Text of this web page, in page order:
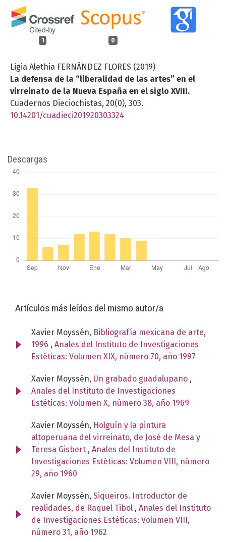
1 0
Ligia Alethia FERNÁNDEZ FLORES (2019)
La defensa de la “liberalidad de las artes” en el
virreinato de la Nueva España en el siglo XVIII.
Cuadernos Dieciochistas, 20(0), 303.
10.14201/cuadieci201920303324
Descargas
Artículos más leídos del mismo autor/a
Xavier Moyssén, Bibliografía mexicana de arte,
1996 , Anales del Instituto de Investigaciones
Estéticas: Volumen XIX, número 70, año 1997
Xavier Moyssén, Un grabado guadalupano ,
Anales del Instituto de Investigaciones
Estéticas: Volumen X, número 38, año 1969
Xavier Moyssén, Holguín y la pintura
altoperuana del virreinato, de José de Mesa y
Teresa Gisbert , Anales del Instituto de
Investigaciones Estéticas: Volumen VIII, número
29, año 1960
Xavier Moyssén, Siqueiros. Introductor de
realidades, de Raquel Tibol , Anales del Instituto
de Investigaciones Estéticas: Volumen VIII,
número 31, año 1962